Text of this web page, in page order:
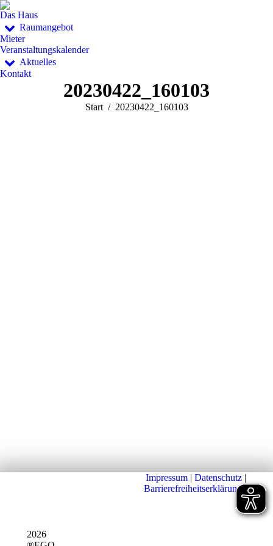
Das Haus
Raumangebot
Mieter
Veranstaltungskalender
Aktuelles
Kontakt
20230422_160103
Sie befinden sich hier:
Start 20230422_160103
2026
Impressum | Datenschutz |
Barrierefreiheitserklärung|